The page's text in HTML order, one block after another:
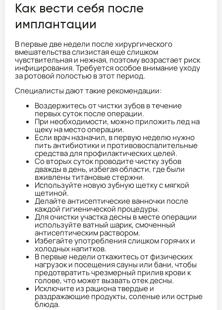
Как вести себя после
имплантации
В первые две недели после хирургического
вмешательства слизистая еще слишком
чувствительная и нежная, поэтому возрастает риск
инфицирования. Требуется особое внимание уходу
за ротовой полостью в этот период.
Специалисты дают такие рекомендации:
Воздержитесь от чистки зубов в течение
первых суток после операции.
При необходимости, можно приложить лед на
щеку на место операции.
Если врач назначил, в первую неделю нужно
пить антибиотики и противовоспалительные
средства для профилактических целей.
Со вторых суток проводите чистку зубов
дважды в день, избегая области, где были
вживлены титановые стержни.
Используйте новую зубную щетку с мягкой
щетиной.
Делайте антисептические ванночки после
каждой гигиенической процедуры.
Для очистки участка десны в месте операции
используйте ватный шарик, смоченный
антисептическим раствором.
Избегайте употребления слишком горячих и
холодных напитков.
В первые недели откажитесь от физических
нагрузок и посещения сауны или бани, чтобы
предотвратить чрезмерный прилив крови к
голове, что может вызвать отек десны.
Исключите из рациона твердые и
раздражающие продукты, соленые или острые
блюда.